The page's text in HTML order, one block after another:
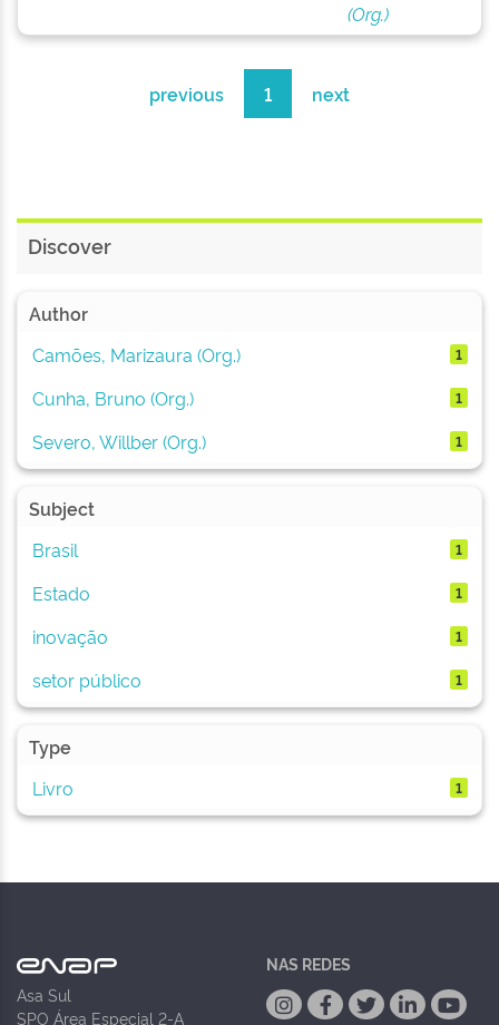
(Org.)
previous 1 next
Discover
Author
Camões, Marizaura (Org.)
1
Cunha, Bruno (Org.) 1
Severo, Willber (Org.) 1
Subject
Brasil
1
Estado 1
inovação 1
setor público 1
Type
Livro
1
Asa Sul
SPO Área Especial 2-A
NAS REDES